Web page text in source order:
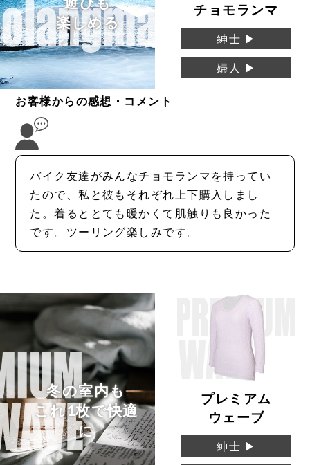
楽しめる
チョモランマ
紳士 ▶
婦人 ▶
お客様からの感想・コメント
バイク友達がみんなチョモランマを持ってい
たので、私と彼もそれぞれ上下購入しまし
た。着るととても暖かくて肌触りも良かった
です。ツーリング楽しみです。
冬の室内も
これ1枚で快適
に
プレミアム
ウェーブ
紳士 ▶